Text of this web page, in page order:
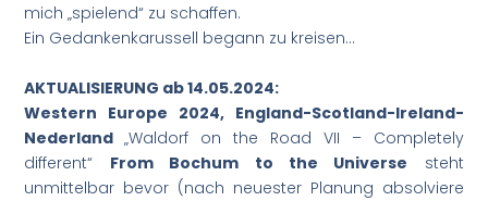
mich „spielend“ zu schaffen.
Ein Gedankenkarussell begann zu kreisen…
AKTUALISIERUNG ab 14.05.2024:
Western Europe 2024, England-Scotland-Ireland-
Nederland„Waldorf on the Road VII – Completely
different“ From Bochum to the Universe steht
unmittelbar bevor (nach neuester Planung absolviere